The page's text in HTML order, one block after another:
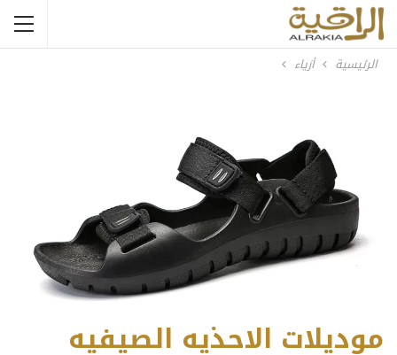
الرئيسية أزياء
موديلات الاحذيه الصيفيه